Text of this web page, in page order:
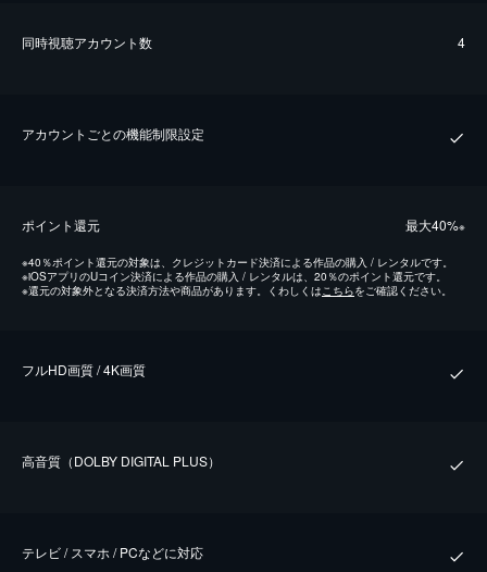
同時視聴アカウント数 4
アカウントごとの機能制限設定
ポイント還元 最⼤40%※
※40％ポイント還元の対象は、クレジットカード決済による作品の購入 / レンタルです。
※iOSアプリのUコイン決済による作品の購入 / レンタルは、20％のポイント還元です。
※還元の対象外となる決済方法や商品があります。くわしくはこちらをご確認ください。
フルHD画質 / 4K画質
⾼⾳質（DOLBY DIGITAL PLUS）
テレビ / スマホ / PCなどに対応